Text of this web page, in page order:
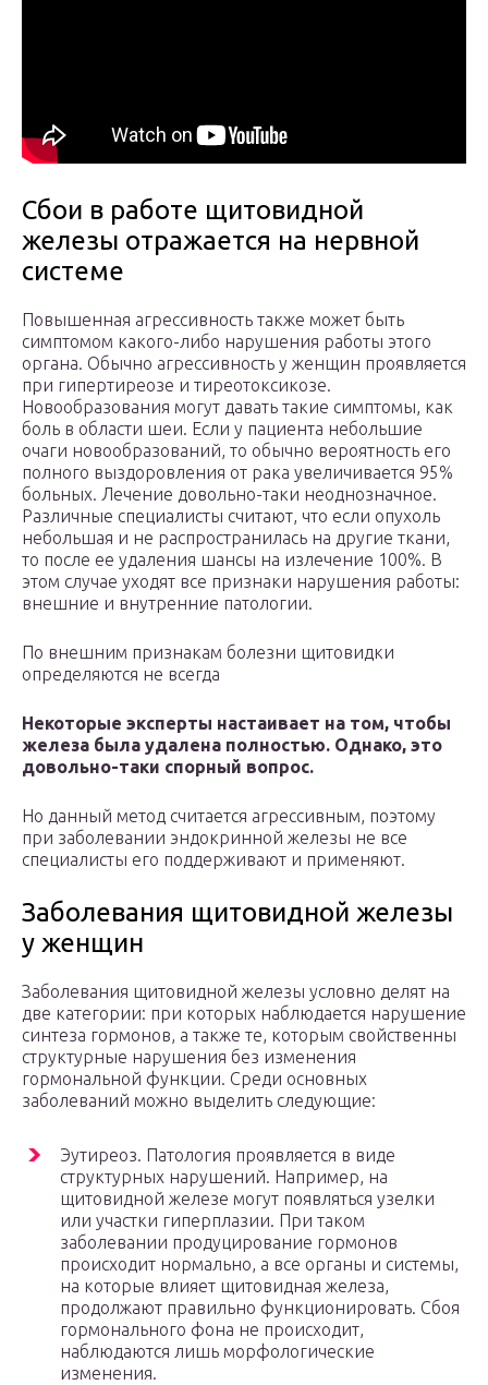
Сбои в работе щитовидной
железы отражается на нервной
системе
Повышенная агрессивность также может быть
симптомом какого-либо нарушения работы этого
органа. Обычно агрессивность у женщин проявляется
при гипертиреозе и тиреотоксикозе.
Новообразования могут давать такие симптомы, как
боль в области шеи. Если у пациента небольшие
очаги новообразований, то обычно вероятность его
полного выздоровления от рака увеличивается 95%
больных. Лечение довольно-таки неоднозначное.
Различные специалисты считают, что если опухоль
небольшая и не распространилась на другие ткани,
то после ее удаления шансы на излечение 100%. В
этом случае уходят все признаки нарушения работы:
внешние и внутренние патологии.
По внешним признакам болезни щитовидки
определяются не всегда
Некоторые эксперты настаивает на том, чтобы
железа была удалена полностью. Однако, это
довольно-таки спорный вопрос.
Но данный метод считается агрессивным, поэтому
при заболевании эндокринной железы не все
специалисты его поддерживают и применяют.
Заболевания щитовидной железы
у женщин
Заболевания щитовидной железы условно делят на
две категории: при которых наблюдается нарушение
синтеза гормонов, а также те, которым свойственны
структурные нарушения без изменения
гормональной функции. Среди основных
заболеваний можно выделить следующие:
Эутиреоз. Патология проявляется в виде
структурных нарушений. Например, на
щитовидной железе могут появляться узелки
или участки гиперплазии. При таком
заболевании продуцирование гормонов
происходит нормально, а все органы и системы,
на которые влияет щитовидная железа,
продолжают правильно функционировать. Сбоя
гормонального фона не происходит,
наблюдаются лишь морфологические
изменения.